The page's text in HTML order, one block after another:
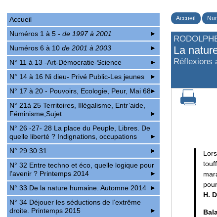
Accueil
La
Réflexions
H.
Accueil
Numéros 1 à 5- de 1997 à 2001
Numéros 6 à 10de 2001 à 2003
N° 11 à 13 -Art-Démocratie-Science
N° 14 à 16 Ni dieu- Privé Public-Les jeunes
N° 17 à 20 - Pouvoirs, Ecologie, Peur, Mai 68
N° 21à 25 Territoires, Illégalisme, Entr’aide,
Féminisme,Sujet
N° 26 -27- 28 La place du Peuple, Libres. De
quelle liberté ? Indignations, occupations
N° 29 30 31
N° 32 Entre techno et éco, quelle logique pour
l’avenir ? Printemps 2014
N° 33 De la nature humaine. Automne 2014
N° 34 Déjouer les séductions de l’extrême
droite. Printemps 2015